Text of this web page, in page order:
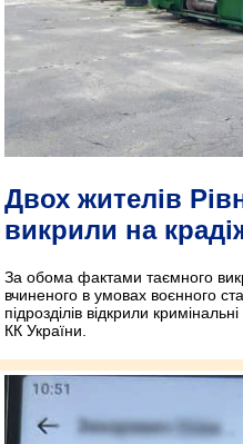
Двох жителів
викрили на
За обома фактами таємного
вчиненого в умовах воєнного
підрозділів відкрили
КК України.